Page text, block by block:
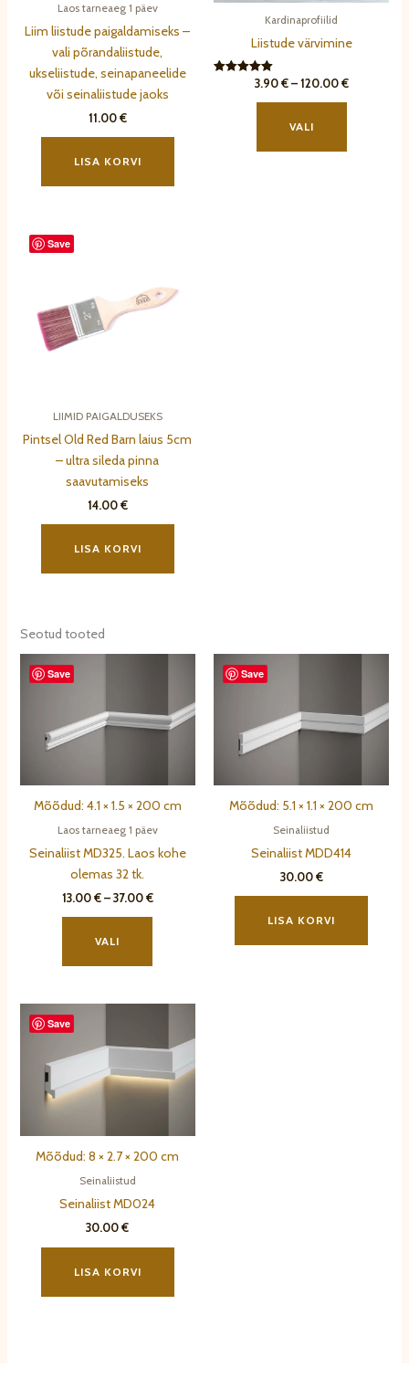
Laos tarneaeg 1 päev
Liim liistude paigaldamiseks –
vali põrandaliistude,
ukseliistude, seinapaneelide
või seinaliistude jaoks
11.00 €
LISA KORVI
Kardinaprofiilid
Liistude värvimine
Hinnanguga
3.90 € – 120.00 €
VALI
Sellel
on
Save
LIIMID PAIGALDUSEKS
Pintsel Old Red Barn laius 5cm
– ultra sileda pinna
saavutamiseks
14.00 €
LISA KORVI
Seotud tooted
Save
Mõõdud: 4.1 × 1.5 × 200 cm
Laos tarneaeg 1 päev
Seinaliist MD325. Laos kohe
olemas 32 tk.
13.00 € – 37.00 €Hinnavahemik:
VALI
Sellel
on
varianti.
saab
teha
tootelehel.
Save
Mõõdud: 5.1 × 1.1 × 200 cm
Seinaliistud
Seinaliist MDD414
30.00 €
LISA KORVI
Save
Mõõdud: 8 × 2.7 × 200 cm
Seinaliistud
Seinaliist MD024
30.00€
LISA KORVI